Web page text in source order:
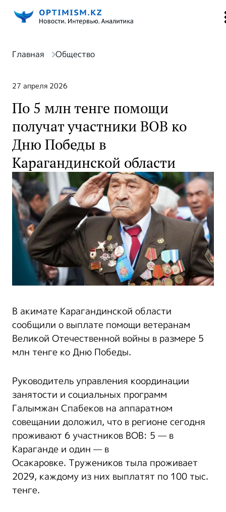
Главная Общество
27 апреля 2026
По 5 млн тенге помощи
получат участники ВОВ ко
Дню Победы в
Карагандинской области
В акимате Карагандинской области
сообщили о выплате помощи ветеранам
Великой Отечественной войны в размере 5
млн тенге ко Дню Победы.
Руководитель управления координации
занятости и социальных программ
Галымжан Спабеков на аппаратном
совещании доложил, что в регионе сегодня
проживают 6 участников ВОВ: 5 — в
Караганде и один — в
Осакаровке. Тружеников тыла проживает
2029, каждому из них выплатят по 100 тыс.
тенге.